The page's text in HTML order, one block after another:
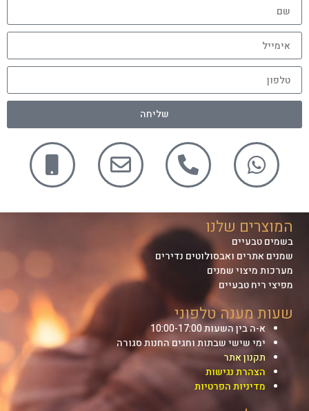
שליחה
שעות מענה טלפוני
א-ה בין השעות 10:00-17:00
ימי שישי שבתות וחגים החנות סגורה
תקנון אתר
הצהרת נגישות
מדיניות הפרטיות
המוצרים שלנו
בשמים טבעיים
שמנים אתרים ואבסולוטים נדירים
מערכות מיצוי שמנים
מפיצי ריח טבעיים